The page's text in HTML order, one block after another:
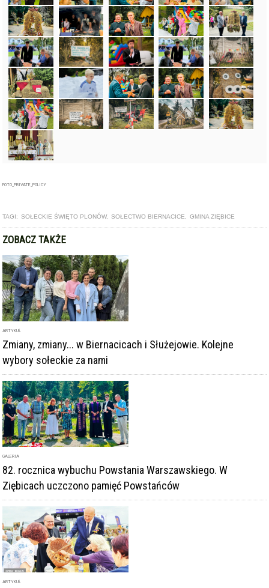
FOTO_PRIVATE_POLICY
TAGI: SOŁECKIE ŚWIĘTO PLONÓW, SOŁECTWO BIERNACICE GMINA ZIĘBICE
ZOBACZ TAKŻE
ARTYKUŁ
Zmiany, zmiany... w Biernacicach i Służejowie. Kolejne
wybory sołeckie za nami
GALERIA
82. rocznica wybuchu Powstania Warszawskiego. W
Ziębicach uczczono pamięć Powstańców
ARTYKUŁ